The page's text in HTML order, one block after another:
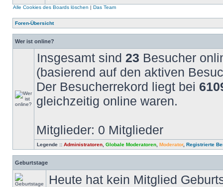
Alle Cookies des Boards löschen | Das Team
Foren-Übersicht
Wer ist online?
Insgesamt sind 23 Besucher
(basierend auf den aktiven
Der Besucherrekord liegt bei
gleichzeitig online waren.
Mitglieder: 0 Mitglieder
Legende :: Administratoren Globale Moderatoren Moderator, Registrierte
Geburtstage
Heute hat kein Mitglied